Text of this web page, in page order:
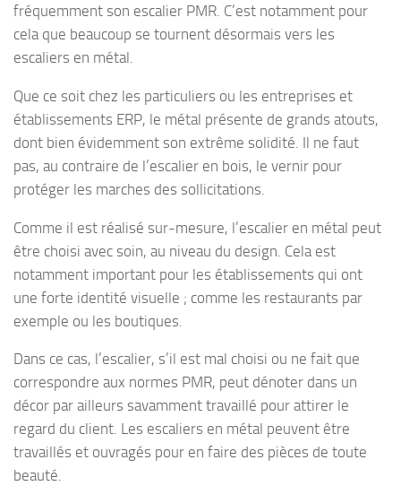
fréquemment son escalier PMR. C’est notamment pour
cela que beaucoup se tournent désormais vers les
escaliers en métal.
Que ce soit chez les particuliers ou les entreprises et
établissements ERP, le métal présente de grands atouts,
dont bien évidemment son extrême solidité. Il ne faut
pas, au contraire de l’escalier en bois, le vernir pour
protéger les marches des sollicitations.
Comme il est réalisé sur-mesure, l’escalier en métal peut
être choisi avec soin, au niveau du design. Cela est
notamment important pour les établissements qui ont
une forte identité visuelle ; comme les restaurants par
exemple ou les boutiques.
Dans ce cas, l’escalier, s’il est mal choisi ou ne fait que
correspondre aux normes PMR, peut dénoter dans un
décor par ailleurs savamment travaillé pour attirer le
regard du client. Les escaliers en métal peuvent être
travaillés et ouvragés pour en faire des pièces de toute
beauté.